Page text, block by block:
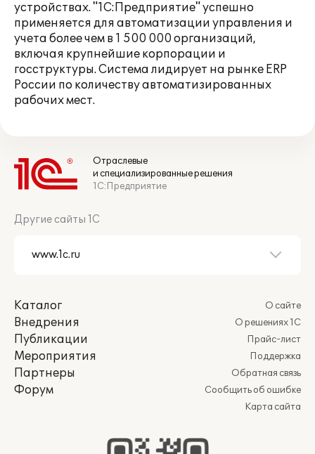
устройствах. "1С:Предприятие" успешно
применяется для автоматизации управления и
учета более чем в 1 500 000 организаций,
включая крупнейшие корпорации и
госструктуры. Система лидирует на рынке ERP
России по количеству автоматизированных
рабочих мест.
Отраслевые
и специализированные решения
1С:Предприятие
Другие сайты 1С
Каталог
Внедрения
Публикации
Мероприятия
Партнеры
Форум
О сайте
О решениях 1С
Прайс-лист
Поддержка
Обратная связь
Сообщить об ошибке
Карта сайта